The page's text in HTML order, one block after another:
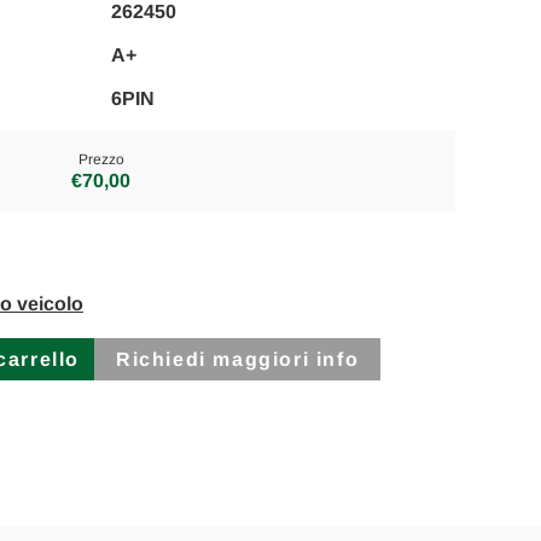
A+
262450
6PIN
Prezzo
€70,00
veicolo
Richiedi maggiori info